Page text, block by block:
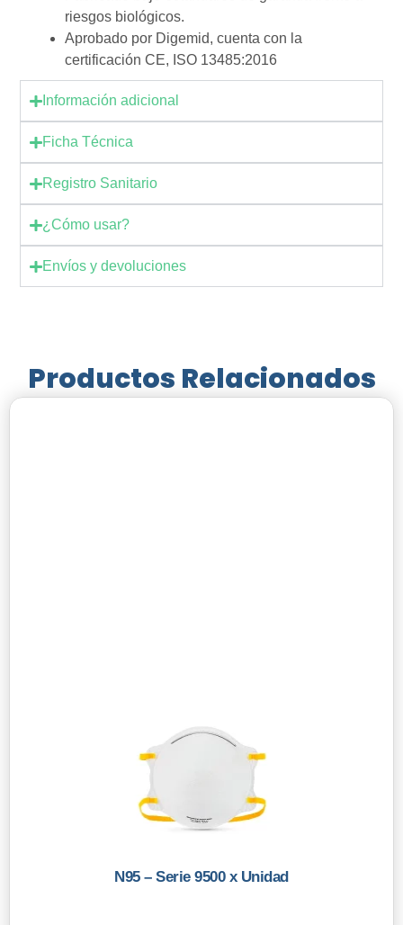
riesgos biológicos.
Aprobado por Digemid, cuenta con la
certificación CE, ISO 13485:2016
Información adicional
Ficha Técnica
Registro Sanitario
¿Cómo usar?
Envíos y devoluciones
Productos Relacionados
N95 – Serie 9500 x Unidad